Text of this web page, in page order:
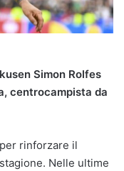
Simon Rolfes
centrocampista da
rinforzare il
Nelle ultime